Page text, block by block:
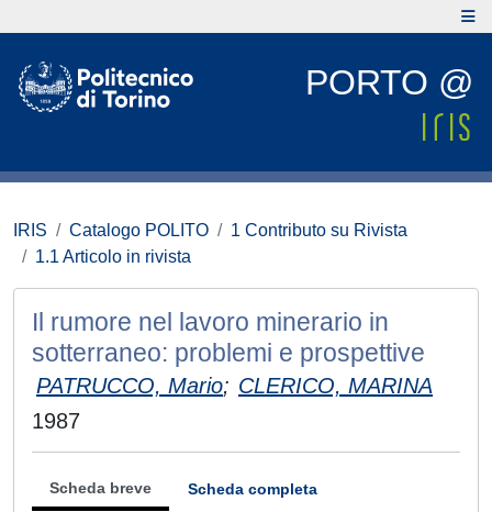
PORTO @
IRIS Catalogo POLITO
1 Contributo su Rivista
1.1 Articolo in rivista
Il rumore nel lavoro minerario in
sotterraneo: problemi e prospettive
PATRUCCO, Mario; CLERICO, MARINA
1987
Scheda breve Scheda completa